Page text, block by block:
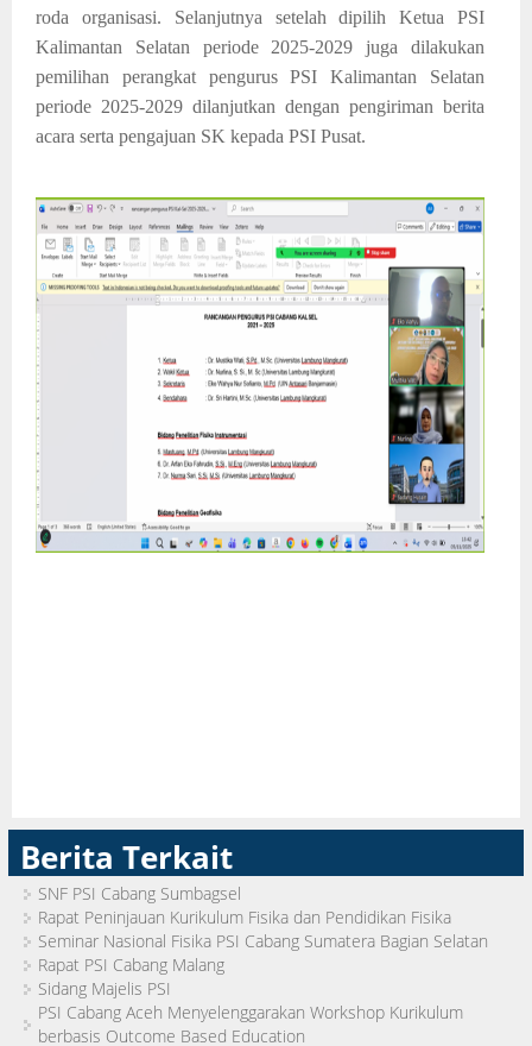
roda organisasi. Selanjutnya setelah dipilih Ketua PSI
Kalimantan Selatan periode 2025-2029 juga dilakukan
pemilihan perangkat pengurus PSI Kalimantan Selatan
periode 2025-2029 dilanjutkan dengan pengiriman berita
acara serta pengajuan SK kepada PSI Pusat.
Berita Terkait
SNF PSI Cabang Sumbagsel
Rapat Peninjauan Kurikulum Fisika dan Pendidikan Fisika
Seminar Nasional Fisika PSI Cabang Sumatera Bagian Selatan
Rapat PSI Cabang Malang
Sidang Majelis PSI
PSI Cabang Aceh Menyelenggarakan Workshop Kurikulum
berbasis Outcome Based Education